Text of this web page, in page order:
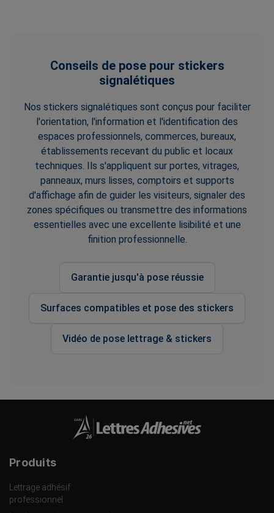
Conseils de pose pour stickers
signalétiques
Nos stickers signalétiques sont conçus pour faciliter
l'orientation, l'information et l'identification des
espaces professionnels, commerces, bureaux,
établissements recevant du public et locaux
techniques. Ils s'appliquent sur portes, vitrages,
panneaux, murs lisses, comptoirs et supports
d'affichage afin de guider les visiteurs, signaler des
zones spécifiques ou transmettre des informations
essentielles avec une excellente lisibilité et une
finition professionnelle.
Garantie jusqu'à pose réussie
Surfaces compatibles et pose des stickers
Vidéo de pose lettrage & stickers
Produits
Lettrage adhésif
professionnel